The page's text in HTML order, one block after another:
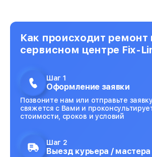
Как происходит ремонт
сервисном центре Fix-
Шаг 1
Оформление заявки
Позвоните нам или отправьте
свяжется с Вами и
стоимости, сроков и условий
Шаг 2
Выезд курьера / мастера